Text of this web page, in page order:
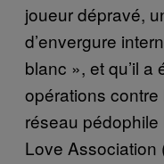
joueur dépravé,
d’envergure
blanc », et qu’il
opérations contre
réseau
Love Association